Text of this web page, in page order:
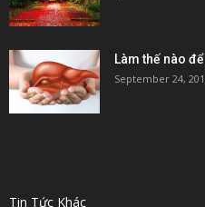
Làm thế nào
September 24,
Tin Tức Khác